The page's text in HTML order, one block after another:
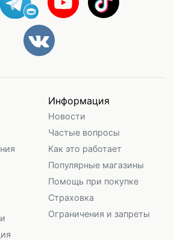
Информация
Новости
Частые вопросы
Как это работает
Популярные магазины
Помощь при покупке
Страховка
Ограничения и запреты